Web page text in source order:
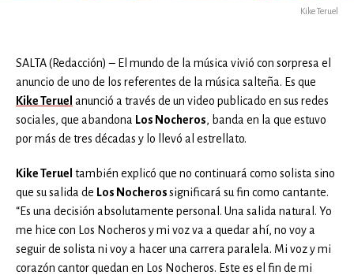
Kike Teruel
SALTA (Redacción) – El mundo de la música vivió con sorpresa el
anuncio de uno de los referentes de la música salteña. Es que
Kike Teruel anunció a través de un video publicado en sus redes
sociales, que abandona Los Nocheros, banda en la que estuvo
por más de tres décadas y lo llevó al estrellato.
Kike Teruel también explicó que no continuará como solista sino
que su salida de Los Nocherossignificará su fin como cantante.
“Es una decisión absolutamente personal. Una salida natural. Yo
me hice con Los Nocheros y mi voz va a quedar ahí, no voy a
seguir de solista ni voy a hacer una carrera paralela. Mi voz y mi
corazón cantor quedan en Los Nocheros. Este es el fin de mi